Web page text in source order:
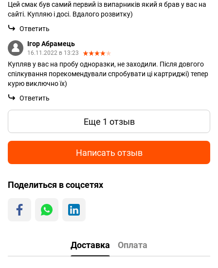
Цей смак був самий первий із випарників який я брав у вас на
сайті. Купляю і досі. Вдалого розвитку)
Ответить
Ігор Абрамець
16.11.2022 в 13:23
Купляв у вас на пробу одноразки, не заходили. Після довгого
спілкування порекомендували спробувати ці картриджі) тепер
курю виключно їх)
Ответить
Еще 1 отзыв
Написать отзыв
Поделиться в соцсетях
Доставка Оплата